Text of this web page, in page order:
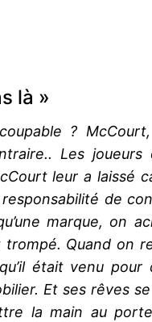
là »
? McCourt,
Les
leur a laissé
de
marque, on
trompé. Quand on
était venu
Et ses rêves
la main au